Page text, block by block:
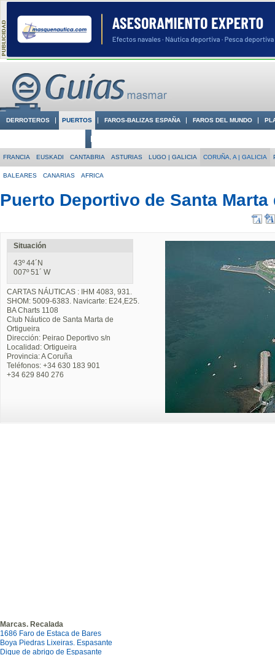
DERROTEROS PUERTOS FAROS-BALIZAS ESPAÑA FAROS DEL MUNDO
FRANCIA EUSKADI CANTABRIA ASTURIAS LUGO | GALICIA CORUÑA, A | GALICIA
BALEARES CANARIAS AFRICA
Puerto Deportivo de Santa
Situación
43º 44´N
007º 51´ W
CARTAS NÁUTICAS : IHM 4083, 931.
SHOM: 5009-6383. Navicarte: E24,E25.
BA Charts 1108
Club Náutico de Santa Marta de
Ortigueira
Dirección: Peirao Deportivo s/n
Localidad: Ortigueira
Provincia: A Coruña
Teléfonos: +34 630 183 901
+34 629 840 276
Marcas. Recalada
1686 Faro de Estaca de Bares
Boya Piedras Lixeiras. Espasante
Dique de abrigo de Espasante